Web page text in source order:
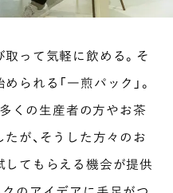
って気軽に飲める。そ
られる「一煎パック」。
くの生産者の方やお茶
が、そうした方々のお
てもらえる機会が提供